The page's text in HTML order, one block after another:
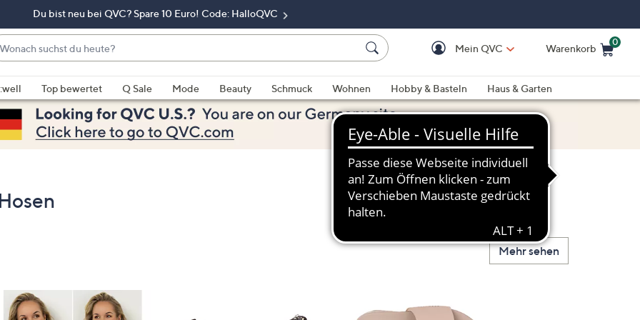
Du bist neu bei QVC? Spare 10 Euro! Code: HalloQVC
Mein QVC Warenkorb
0
Top bewertet Q Sale Mode Beauty Schmuck Wohnen Hobby & Basteln
Haus & Garten
Mehr sehen